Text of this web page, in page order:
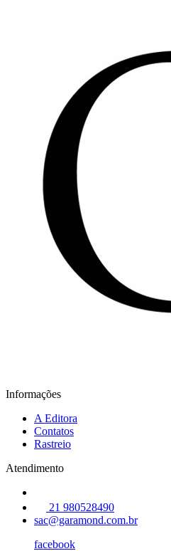
Informações
A Editora
Contatos
Rastreio
Atendimento
21 980528490
sac@garamond.com.br
facebook